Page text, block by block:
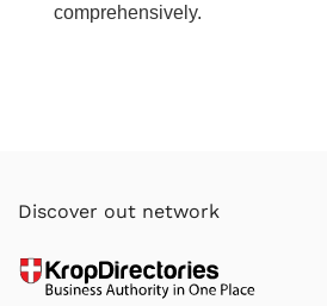
comprehensively.
Discover out network